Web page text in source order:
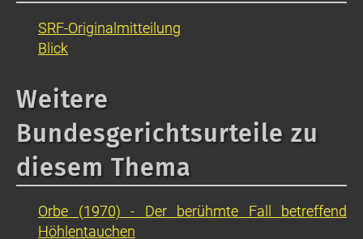
SRF-Originalmitteilung
Blick
Weitere
Bundesgerichtsurteile zu
diesem Thema
Orbe (1970) - Der berühmte Fall betreffend
Höhlentauchen